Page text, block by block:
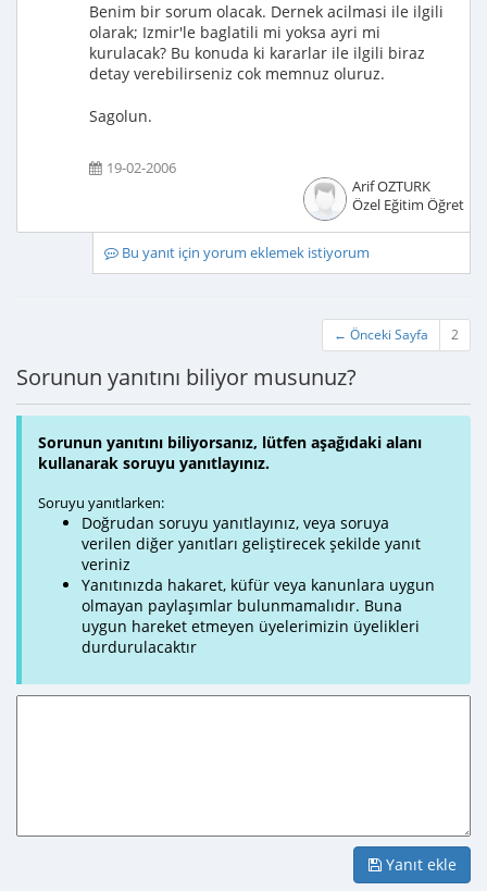
Benim bir sorum olacak. Dernek acilmasi ile ilgili
olarak; Izmir'le baglatili mi yoksa ayri mi
kurulacak? Bu konuda ki kararlar ile ilgili biraz
detay verebilirseniz cok memnuz oluruz.
Sagolun.
19-02-2006
Arif OZTURK
Özel Eğitim
Bu yanıt için yorum eklemek istiyorum
← Önceki Sayfa 2
Sorunun yanıtını biliyor musunuz?
Sorunun yanıtını biliyorsanız, lütfen aşağıdaki alanı
kullanarak soruyu yanıtlayınız.
Soruyu yanıtlarken:
Doğrudan soruyu yanıtlayınız, veya soruya
verilen diğer yanıtları geliştirecek şekilde yanıt
veriniz
Yanıtınızda hakaret, küfür veya kanunlara uygun
olmayan paylaşımlar bulunmamalıdır. Buna
uygun hareket etmeyen üyelerimizin üyelikleri
durdurulacaktır
Yanıt ekle